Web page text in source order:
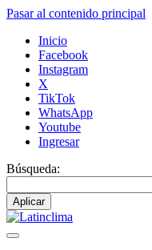
Pasar al contenido principal
Inicio
Facebook
Instagram
X
TikTok
WhatsApp
Youtube
Ingresar
Búsqueda: